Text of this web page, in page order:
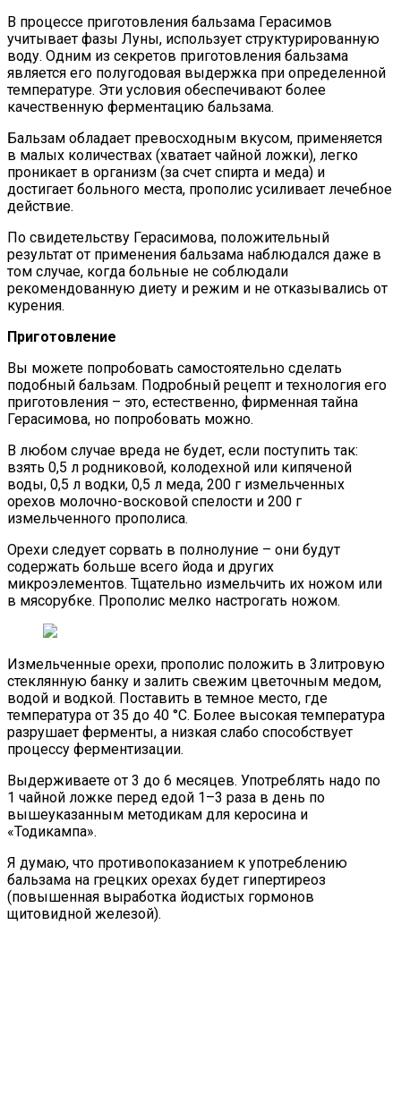
В процессе приготовления бальзама Герасимов
учитывает фазы Луны, использует структурированную
воду. Одним из секретов приготовления бальзама
является его полугодовая выдержка при определенной
температуре. Эти условия обеспечивают более
качественную ферментацию бальзама.
Бальзам обладает превосходным вкусом, применяется
в малых количествах (хватает чайной ложки), легко
проникает в организм (за счет спирта и меда) и
достигает больного места, прополис усиливает лечебное
действие.
По свидетельству Герасимова, положительный
результат от применения бальзама наблюдался даже в
том случае, когда больные не соблюдали
рекомендованную диету и режим и не отказывались от
курения.
Приготовление
Вы можете попробовать самостоятельно сделать
подобный бальзам. Подробный рецепт и технология его
приготовления – это, естественно, фирменная тайна
Герасимова, но попробовать можно.
В любом случае вреда не будет, если поступить так:
взять 0,5 л родниковой, колодехной или кипяченой
воды, 0,5 л водки, 0,5 л меда, 200 г измельченных
орехов молочно-восковой спелости и 200 г
измельченного прополиса.
Орехи следует сорвать в полнолуние – они будут
содержать больше всего йода и других
микроэлементов. Тщательно измельчить их ножом или
в мясорубке. Прополис мелко настрогать ножом.
Измельченные орехи, прополис положить в 3литровую
стеклянную банку и залить свежим цветочным медом,
водой и водкой. Поставить в темное место, где
температура от 35 до 40 °C. Более высокая температура
разрушает ферменты, а низкая слабо способствует
процессу ферментизации.
Выдерживаете от 3 до 6 месяцев. Употреблять надо по
1 чайной ложке перед едой 1–3 раза в день по
вышеуказанным методикам для керосина и
«Тодикампа».
Я думаю, что противопоказанием к употреблению
бальзама на грецких орехах будет гипертиреоз
(повышенная выработка йодистых гормонов
щитовидной железой).